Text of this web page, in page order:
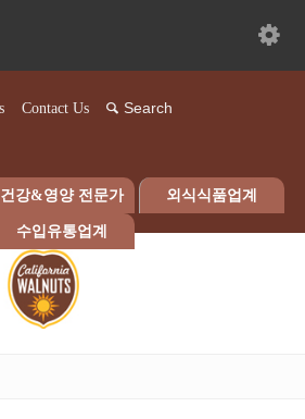
Contact Us
건강&영양 전문가 외식식품업계
수입유통업계